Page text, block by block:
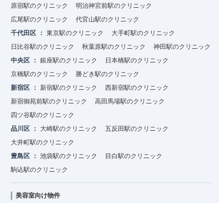
原宿駅のクリニック
明治神宮前駅のクリニック
広尾駅のクリニック
代官山駅のクリニック
千代田区
東京駅のクリニック
大手町駅のクリニック
日比谷駅のクリニック
秋葉原駅のクリニック
神田駅のクリニック
中央区
銀座駅のクリニック
日本橋駅のクリニック
京橋駅のクリニック
勝どき駅のクリニック
新宿区
新宿駅のクリニック
西新宿駅のクリニック
新宿御苑前駅のクリニック
高田馬場駅のクリニック
四ツ谷駅のクリニック
品川区
大崎駅のクリニック
五反田駅のクリニック
大井町駅のクリニック
豊島区
池袋駅のクリニック
目白駅のクリニック
駒込駅のクリニック
美容室向け物件